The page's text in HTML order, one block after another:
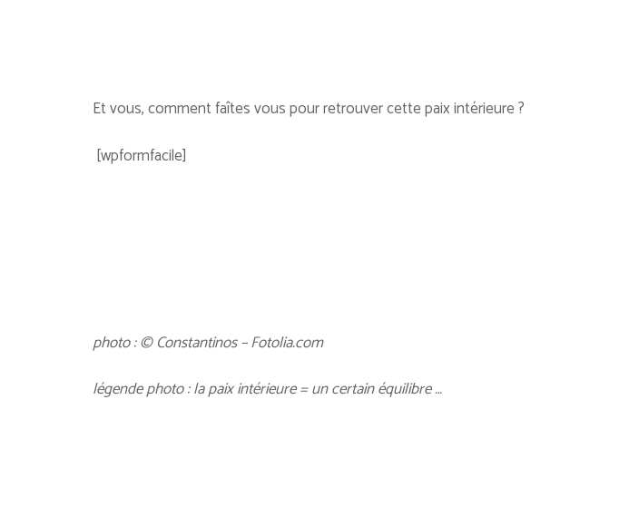
Et vous, comment faîtes vous pour retrouver cette paix intérieure ?
[wpformfacile]
photo : © Constantinos – Fotolia.com
légende photo : la paix intérieure = un certain équilibre …